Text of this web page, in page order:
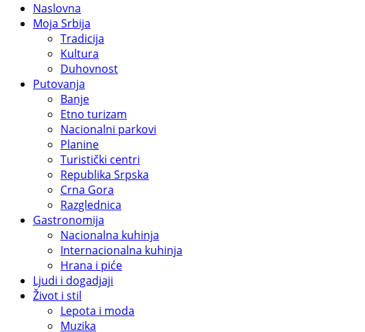
Naslovna
Moja Srbija
Tradicija
Kultura
Duhovnost
Putovanja
Banje
Etno turizam
Nacionalni parkovi
Planine
Turistički centri
Republika Srpska
Crna Gora
Razglednica
Gastronomija
Nacionalna kuhinja
Internacionalna kuhinja
Hrana i piće
Ljudi i dogadjaji
Život i stil
Lepota i moda
Muzika